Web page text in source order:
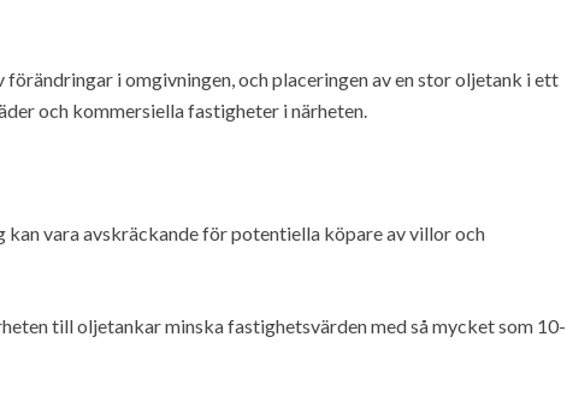
i omgivningen, och placeringen av en stor oljetank i ett
och kommersiella fastigheter i närheten.
kan vara avskräckande för potentiella köpare av villor och
till oljetankar minska fastighetsvärden med så mycket som 10-